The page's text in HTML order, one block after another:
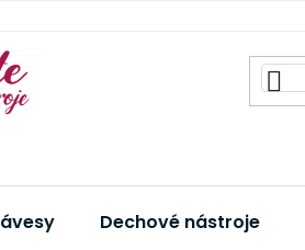
Dechové nástroje